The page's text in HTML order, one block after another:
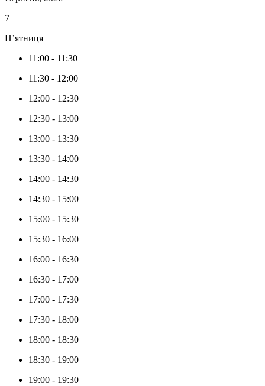
7
П’ятниця
11:00 - 11:30
11:30 - 12:00
12:00 - 12:30
12:30 - 13:00
13:00 - 13:30
13:30 - 14:00
14:00 - 14:30
14:30 - 15:00
15:00 - 15:30
15:30 - 16:00
16:00 - 16:30
16:30 - 17:00
17:00 - 17:30
17:30 - 18:00
18:00 - 18:30
18:30 - 19:00
19:00 - 19:30